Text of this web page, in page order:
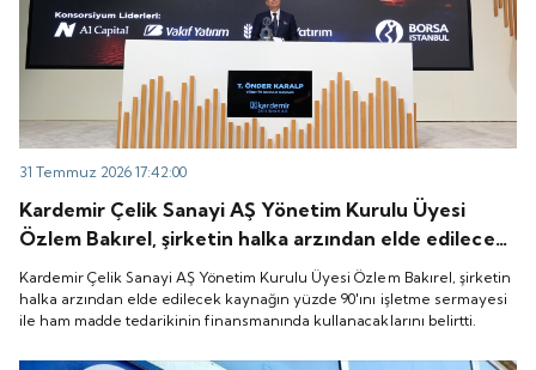
31 Temmuz 2026 17:42:00
Kardemir Çelik Sanayi AŞ Yönetim Kurulu Üyesi
Özlem Bakırel, şirketin halka arzından elde edilecek
kaynağın yüzde 90'ını işletme sermayesi ile ham
madde tedarikinin finansmanında kullanacaklarını
belirtti.
Kardemir Çelik Sanayi AŞ Yönetim Kurulu Üyesi Özlem Bakırel, şirketin
halka arzından elde edilecek kaynağın yüzde 90'ını işletme sermayesi
ile ham madde tedarikinin finansmanında kullanacaklarını belirtti.